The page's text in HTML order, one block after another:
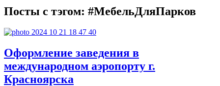
Посты с тэгом: #МебельДляПарков
Оформление заведения в
международном аэропорту г.
Красноярска